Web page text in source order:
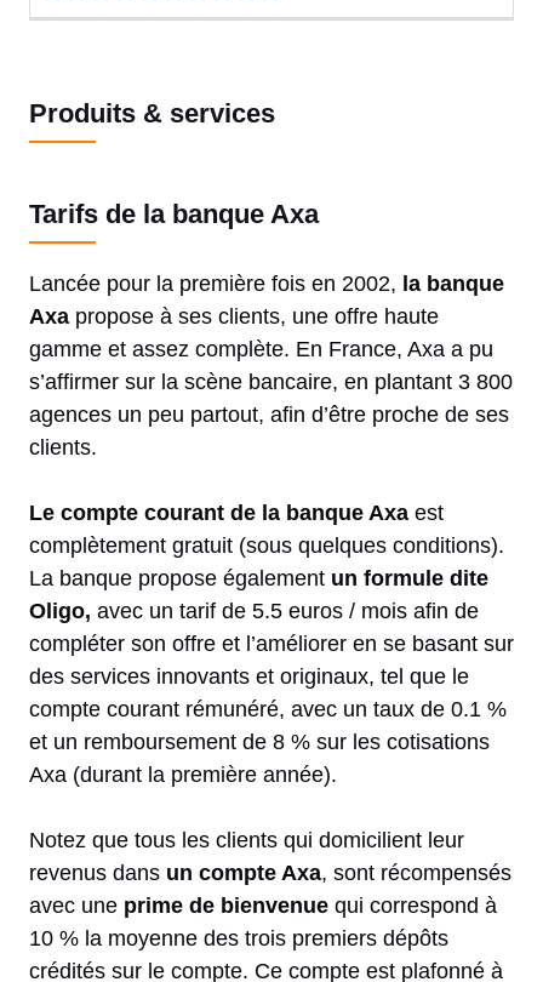
Produits & services
Tarifs de la banque Axa
Lancée pour la première fois en 2002, la banque
Axa propose à ses clients, une offre haute
gamme et assez complète. En France, Axa a pu
s’affirmer sur la scène bancaire, en plantant 3 800
agences un peu partout, afin d’être proche de ses
clients.
Le compte courant de la banque Axa est
complètement gratuit (sous quelques conditions).
La banque propose également un formule dite
Oligo, avec un tarif de 5.5 euros / mois afin de
compléter son offre et l’améliorer en se basant sur
des services innovants et originaux, tel que le
compte courant rémunéré, avec un taux de 0.1 %
et un remboursement de 8 % sur les cotisations
Axa (durant la première année).
Notez que tous les clients qui domicilient leur
revenus dans un compte Axa, sont récompensés
avec une prime de bienvenue qui correspond à
10 % la moyenne des trois premiers dépôts
crédités sur le compte. Ce compte est plafonné à